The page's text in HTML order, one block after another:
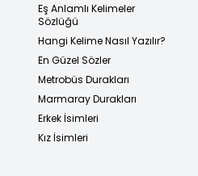
Eş Anlamlı Kelimeler
Sözlüğü
Hangi Kelime Nasıl Yazılır?
En Güzel Sözler
Metrobüs Durakları
Marmaray Durakları
Erkek İsimleri
Kız İsimleri